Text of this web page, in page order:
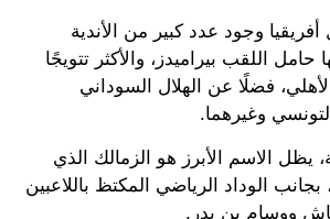
وجود عدد كبير من الأندية
حامل اللقب بيراميدز، والأكثر تتويجًا
فضلًا عن الهلال السوداني
وغيرهما.
يظل الاسم الأبرز هو الزمالك الذي
الوداد الرياضي المكتظ باللاعبين
ووسام بن يدر.